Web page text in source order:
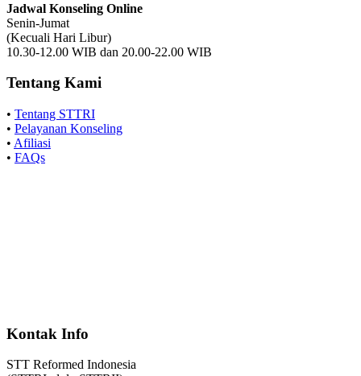
Jadwal Konseling Online
Senin-Jumat
(Kecuali Hari Libur)
10.30-12.00 WIB dan 20.00-22.00 WIB
Tentang Kami
• Tentang STTRI
• Pelayanan Konseling
• Afiliasi
• FAQs
Kontak Info
STT Reformed Indonesia